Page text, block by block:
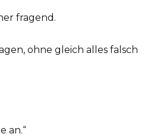
fragend.
ohne gleich alles falsch
an.“